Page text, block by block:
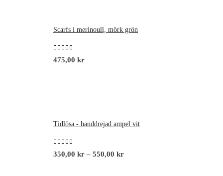
Scarfs i merinoull, mörk grön
475,00 kr
Tidlösa - handdrejad ampel vit
350,00 kr – 550,00 kr